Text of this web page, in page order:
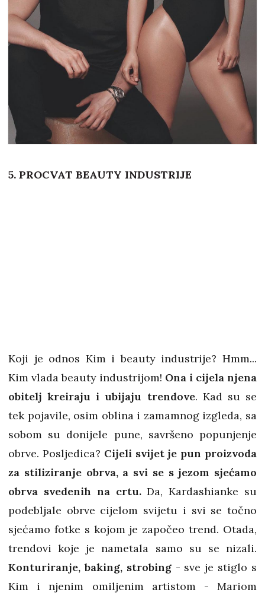
5. PROCVAT BEAUTY INDUSTRIJE
Koji je odnos Kim i beauty industrije? Hmm...
Kim vlada beauty industrijom! Ona i cijela njena
obitelj kreiraju i ubijaju trendove. Kad su se
tek pojavile, osim oblina i zamamnog izgleda, sa
sobom su donijele pune, savršeno popunjenje
obrve. Posljedica? Cijeli svijet je pun proizvoda
za stiliziranje obrva, a svi se s jezom sjećamo
obrva svedenih na crtu.Da, Kardashianke su
podebljale obrve cijelom svijetu i svi se točno
sjećamo fotke s kojom je započeo trend. Otada,
trendovi koje je nametala samo su se nizali.
Konturiranje, baking, strobing- sve je stiglo s
Kim i njenim omiljenim artistom - Mariom